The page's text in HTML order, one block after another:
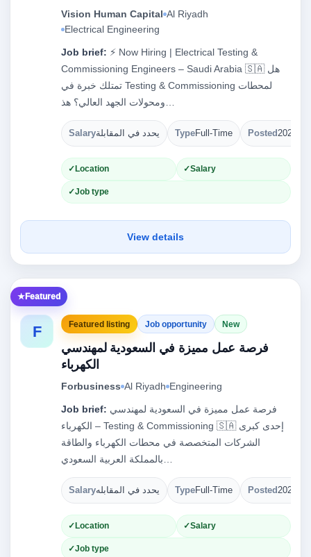
Vision Human Capital Al Riyadh
Electrical Engineering
Job brief: ⚡ Now Hiring | Electrical Testing &
Commissioning Engineers – Saudi Arabia 🇸🇦 هل
تمتلك خبرة في Testing & Commissioning لمحطات
Salaryيحدد في المقابلة TypeFull-Time Posted2026-
Location Salary
Job type
View details
Featured
F Featured listing Job opportunity New
فرصة عمل مميزة في السعودية لمهندسي
الكهرباء
Forbusiness Al Riyadh Engineering
Job brief:
الكهرباء – Testing & Commissioning 🇸🇦 إحدى كبرى
الشركات المتخصصة في محطات الكهرباء والطاقة
Salaryيحدد في المقابله TypeFull-Time Posted2026-
Location Salary
Job type